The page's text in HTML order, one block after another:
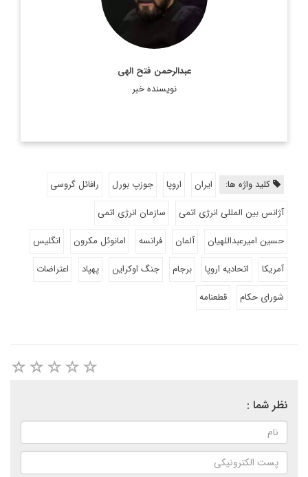
عبدالرحمن فتح الهی
نویسنده خبر
اطلاعات بیشتر
کلید واژه ها: ایران اروپا جوزپ بورل
رافائل گروسی
آژانس بین المللی انرژی اتمی
سازمان انرژی اتمی
حسین امیرعبداللهیان
آلمان فرانسه امانوئل مکرون
انگلیس
آمریکا
اتحادیه اروپا برجام جنگ اوکراین پهپاد
اعتراضات
شورای حکام
قطعنامه
نظر شما :